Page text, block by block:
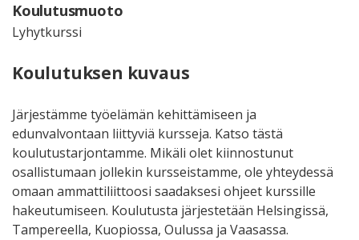
Koulutusmuoto
Lyhytkurssi
Koulutuksen kuvaus
Järjestämme työelämän kehittämiseen ja
edunvalvontaan liittyviä kursseja. Katso tästä
koulutustarjontamme. Mikäli olet kiinnostunut
osallistumaan jollekin kursseistamme, ole yhteydessä
omaan ammattiliittoosi saadaksesi ohjeet kurssille
hakeutumiseen. Koulutusta järjestetään Helsingissä,
Tampereella, Kuopiossa, Oulussa ja Vaasassa.